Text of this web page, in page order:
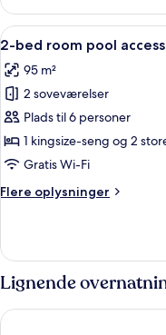
bedroom
Suite
Indlæs
alle
billeder
af
2-
bed
room
access
8
2-bed room pool
95 m²
2 soveværelser
Plads til 6 personer
1 kingsize-seng og 2
Gratis Wi-Fi
Flere oplysninger
Flere
bed
room
pool
access
suite
Lignende
G Hua Hin Resort & Mall